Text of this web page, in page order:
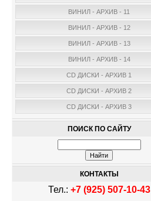
ВИНИЛ - АРХИВ - 11
ВИНИЛ - АРХИВ - 12
ВИНИЛ - АРХИВ - 13
ВИНИЛ - АРХИВ - 14
CD ДИСКИ - АРХИВ 1
CD ДИСКИ - АРХИВ 2
CD ДИСКИ - АРХИВ 3
ПОИСК ПО САЙТУ
КОНТАКТЫ
Тел.: +7 (925) 507-10-43